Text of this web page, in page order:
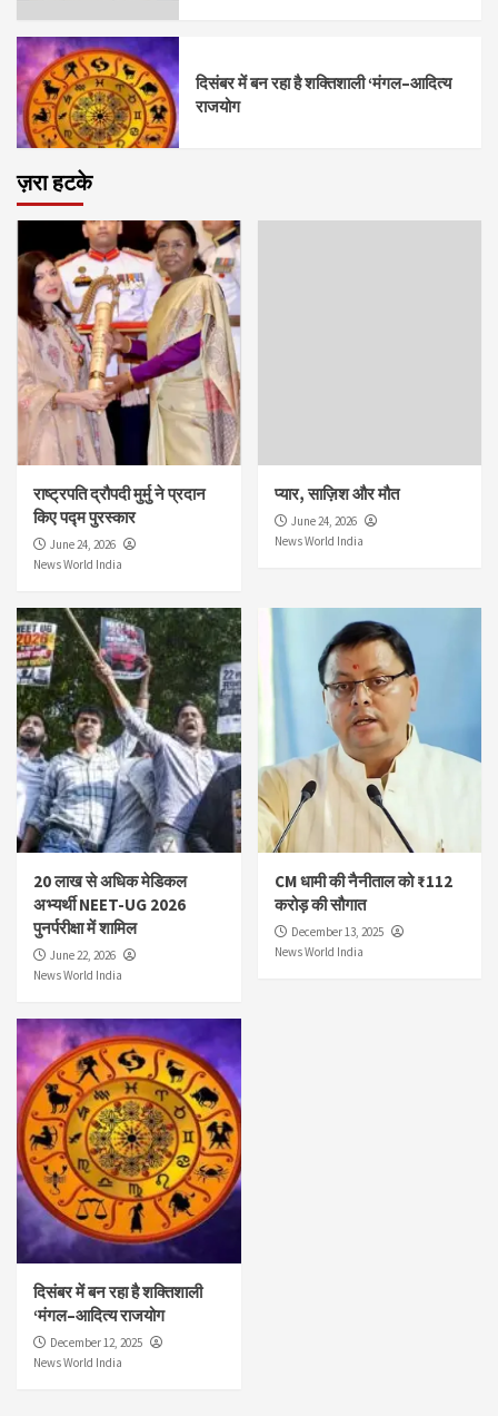
दिसंबर में बन रहा है शक्तिशाली ‘मंगल–आदित्य
राजयोग
ज़रा हटके
राष्ट्रपति द्रौपदी मुर्मु ने प्रदान
किए पद्म पुरस्कार
June 24, 2026
News World India
प्यार, साज़िश और मौत
June 24, 2026
News World India
20 लाख से अधिक मेडिकल
अभ्यर्थी NEET-UG 2026
पुनर्परीक्षा में शामिल
June 22, 2026
News World India
CM धामी की नैनीताल को ₹112
करोड़ की सौगात
December 13, 2025
News World India
दिसंबर में बन रहा है शक्तिशाली
‘मंगल–आदित्य राजयोग
December 12, 2025
News World India